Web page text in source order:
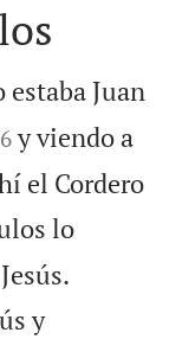
Juan
y viendo a
el Cordero
lo
y